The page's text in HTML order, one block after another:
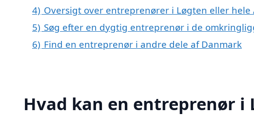
4) Oversigt over entreprenører i Løgten eller hele
5) Søg efter en dygtig entreprenør i de
6) Find en entreprenør i andre dele af Danmark
Hvad kan en entreprenør